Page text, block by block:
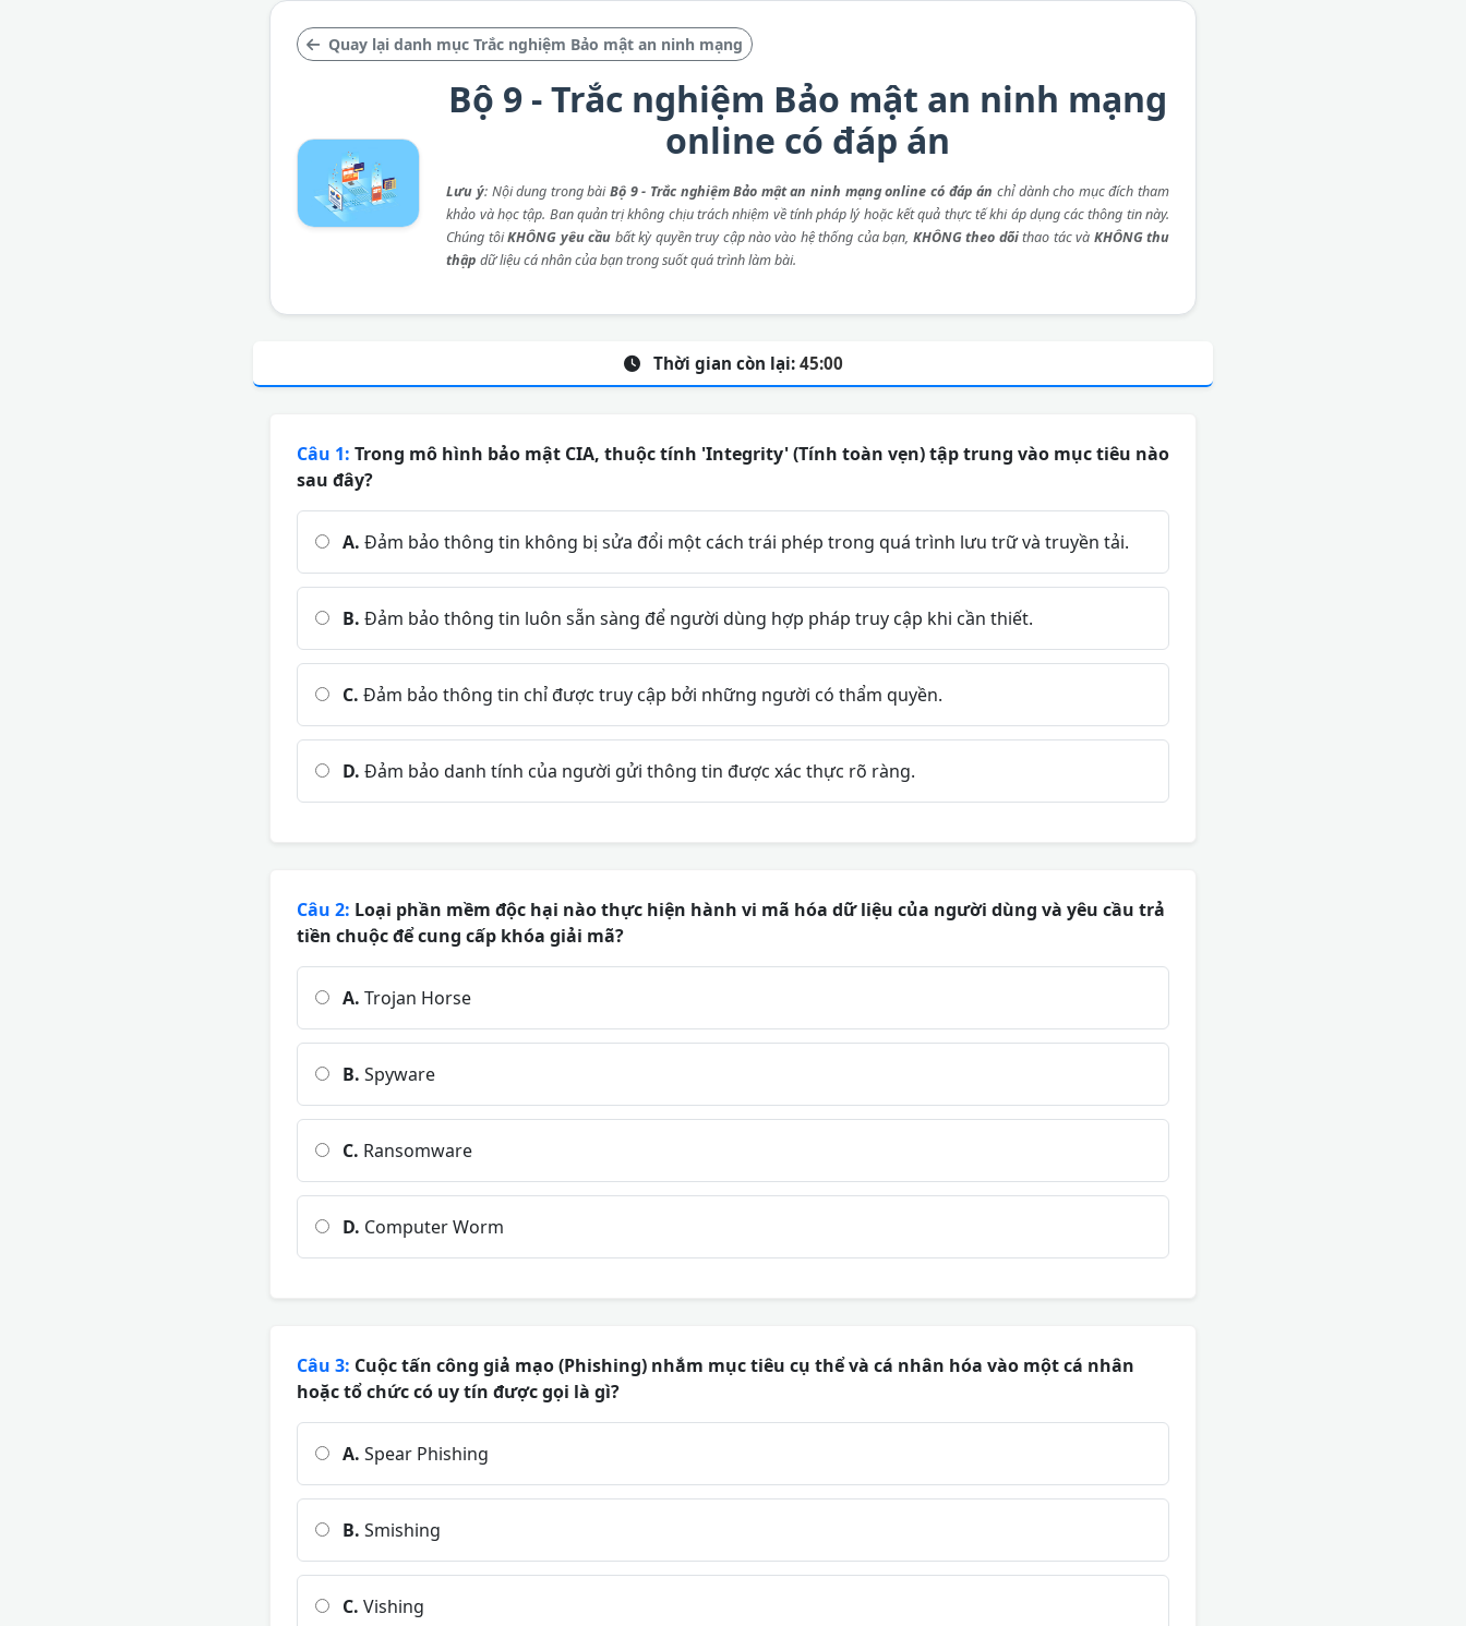
Quay lại danh mục Trắc nghiệm Bảo mật an ninh mạng
Bộ 9 - Trắc nghiệm Bảo mật an ninh mạng
online có đáp án
Lưu ý: Nội dung trong bàiBộ 9 - Trắc nghiệm Bảo mật an ninh mạng online có đáp án chỉ dành cho mục đích tham
khảo và học tập. Ban quản trị không chịu trách nhiệm về tính pháp lý hoặc kết quả thực tế khi áp dụng các thông tin này.
Chúng tôiKHÔNG yêu cầu bất kỳ quyền truy cập nào vào hệ thống của bạn, KHÔNG theo dõithao tác và KHÔNG thu
thập dữ liệu cá nhân của bạn trong suốt quá trình làm bài.
Thời gian còn lại: 45:00
Câu 1: Trong mô hình bảo mật CIA, thuộc tính 'Integrity' (Tính toàn vẹn) tập trung vào mục tiêu nào
sau đây?
A. Đảm bảo thông tin không bị sửa đổi một cách trái phép trong quá trình lưu trữ và truyền tải.
B. Đảm bảo thông tin luôn sẵn sàng để người dùng hợp pháp truy cập khi cần thiết.
C. Đảm bảo thông tin chỉ được truy cập bởi những người có thẩm quyền.
D. Đảm bảo danh tính của người gửi thông tin được xác thực rõ ràng.
Câu 2: Loại phần mềm độc hại nào thực hiện hành vi mã hóa dữ liệu của người dùng và yêu cầu trả
tiền chuộc để cung cấp khóa giải mã?
A. Trojan Horse
B. Spyware
C. Ransomware
D. Computer Worm
Câu 3: Cuộc tấn công giả mạo (Phishing) nhắm mục tiêu cụ thể và cá nhân hóa vào một cá nhân
hoặc tổ chức có uy tín được gọi là gì?
A. Spear Phishing
B. Smishing
C. Vishing